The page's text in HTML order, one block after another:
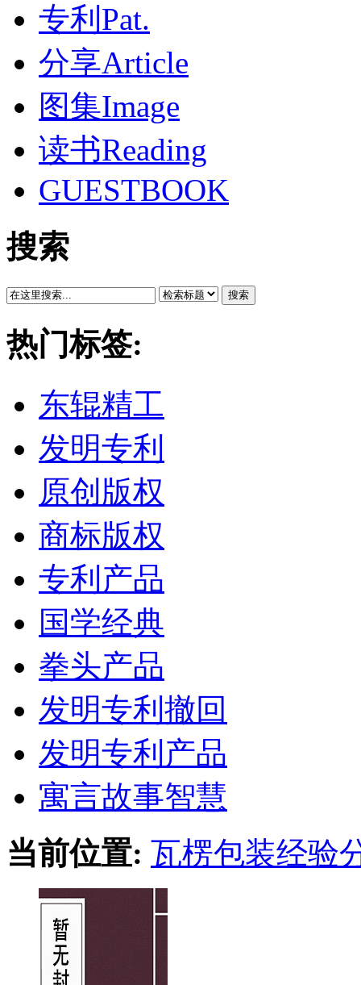
专利Pat.
分享Article
图集Image
读书Reading
GUESTBOOK
搜索
搜索
热门标签:
东辊精工
发明专利
原创版权
商标版权
专利产品
国学经典
拳头产品
发明专利撤回
发明专利产品
寓言故事智慧
当前位置: 瓦楞包装经验